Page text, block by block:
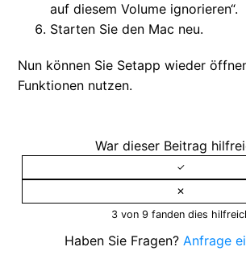
auf diesem Volume ignorieren“.
Starten Sie den Mac neu.
Nun können Sie Setapp wieder
Funktionen nutzen.
War dieser Beitrag
3 von 9 fanden dies
Haben Sie Fragen? Anfrage